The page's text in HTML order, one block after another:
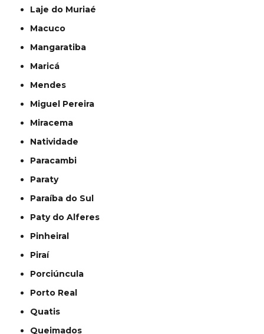
Laje do Muriaé
Macuco
Mangaratiba
Maricá
Mendes
Miguel Pereira
Miracema
Natividade
Paracambi
Paraty
Paraíba do Sul
Paty do Alferes
Pinheiral
Piraí
Porciúncula
Porto Real
Quatis
Queimados